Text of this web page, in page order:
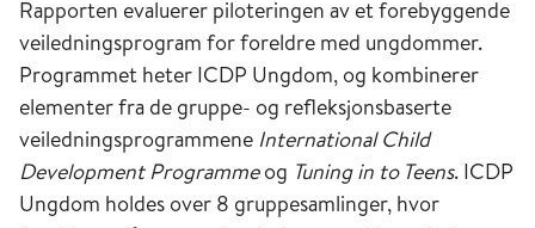
Rapporten evaluerer piloteringen av et forebyggende
veiledningsprogram for foreldre med ungdommer.
Programmet heter ICDP Ungdom, og kombinerer
elementer fra de gruppe- og refleksjonsbaserte
veiledningsprogrammene International Child
Development Programmeog Tuning in to Teens. ICDP
Ungdom holdes over 8 gruppesamlinger, hvor